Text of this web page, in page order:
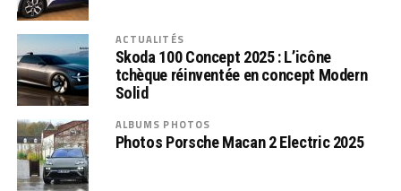
ACTUALITÉS
Skoda 100 Concept 2025 : L’icône
tchèque réinventée en concept Modern
Solid
ALBUMS PHOTOS
Photos Porsche Macan 2 Electric 2025